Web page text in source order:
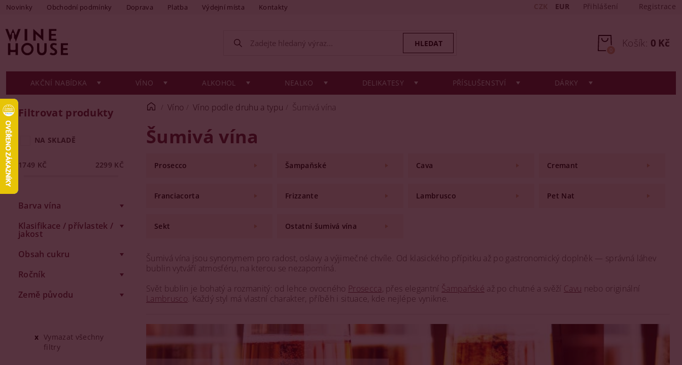
Novinky Obchodní podmínky Doprava Platba Výdejní místa Kontakty EUR Přihlášení Registrace
Košík: 0 Kč
0
AKČNÍ NABÍDKA VÍNO ALKOHOL NEALKO DELIKATESY PŘÍSLUŠENSTVÍ DÁRKY
Filtrovat produkty
NA SKLADĚ
1749 KČ 2299 KČ
Barva vína
Klasifikace / přívlastek /
jakost
Obsah cukru
Ročník
Země původu
Vymazat všechny
filtry
Víno Víno podle druhu a typu Šumivá vína
Šumivá vína
Prosecco Šampaňské Cava Cremant
Franciacorta Frizzante Lambrusco Pet Nat
Sekt Ostatní šumivá vína
Šumivá vína jsou synonymem pro radost, oslavy a výjimečné chvíle. Od klasického přípitku až po gastronomický doplněk — správná láhev
bublin vytváří atmosféru, na kterou se nezapomíná.
Svět bublin je bohatý a rozmanitý: od lehce ovocného Prosecca, přes elegantní Šampaňské až po chutné a svěží Cavu nebo originální
Lambrusco . Každý styl má vlastní charakter, příběh i situace, kde nejlépe vynikne.